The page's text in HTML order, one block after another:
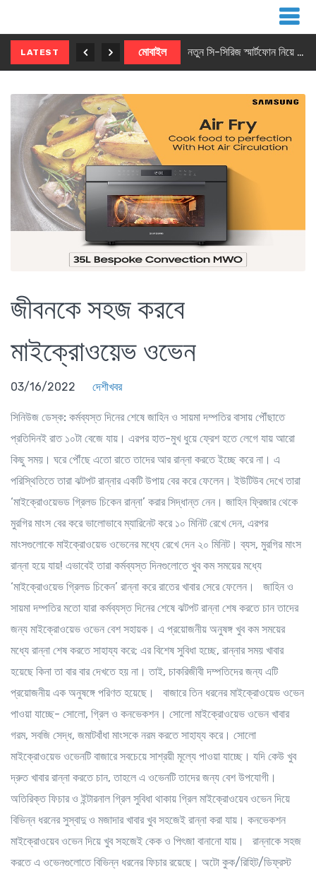
LATEST মোবাইল নতুন সি-সিরিজ স্মার্টফোন নিয়ে আসছে রিয়েলমি
জীবনকে সহজ করবে
মাইক্রোওয়েভ ওভেন
03/16/2022 দেশীখবর
সিনিউজ ডেস্ক: কর্মব্যস্ত দিনের শেষে জাহিন ও সায়মা দম্পতির বাসায় পৌঁছাতে
প্রতিদিনই রাত ১০টা বেজে যায়। এরপর হাত-মুখ ধুয়ে ফ্রেশ হতে লেগে যায় আরো
কিছু সময়। ঘরে পৌঁছে এতো রাতে তাদের আর রান্না করতে ইচ্ছে করে না। এ
পরিস্থিতিতে তারা ঝটপট রান্নার একটি উপায় বের করে ফেলেন। ইউটিউব দেখে তারা
‘মাইক্রোওয়েভড গ্রিলড চিকেন রান্না’ করার সিদ্ধান্ত নেন। জাহিন ফ্রিজার থেকে
মুরগির মাংস বের করে ভালোভাবে ম্যারিনেট করে ১০ মিনিট রেখে দেন, এরপর
মাংসগুলোকে মাইক্রোওয়েভ ওভেনের মধ্যে রেখে দেন ২০ মিনিট। ব্যস, মুরগির মাংস
রান্না হয়ে যায়! এভাবেই তারা কর্মব্যস্ত দিনগুলোতে খুব কম সময়ের মধ্যে
‘মাইক্রোওয়েভ গ্রিলড চিকেন’ রান্না করে রাতের খাবার সেরে ফেলেন। জাহিন ও
সায়মা দম্পতির মতো যারা কর্মব্যস্ত দিনের শেষে ঝটপট রান্না শেষ করতে চান তাদের
জন্য মাইক্রোওয়েভ ওভেন বেশ সহায়ক। এ প্রয়োজনীয় অনুষঙ্গ খুব কম সময়ের
মধ্যে রান্না শেষ করতে সাহায্য করে; এর বিশেষ সুবিধা হচ্ছে, রান্নার সময় খাবার
হয়েছে কিনা তা বার বার দেখতে হয় না। তাই, চাকরিজীবী দম্পতিদের জন্য এটি
প্রয়োজনীয় এক অনুষঙ্গে পরিণত হয়েছে। বাজারে তিন ধরনের মাইক্রোওয়েভ ওভেন
পাওয়া যাচ্ছে- সোলো, গ্রিল ও কনভেকশন। সোলো মাইক্রোওয়েভ ওভেন খাবার
গরম, সবজি সেদ্ধ, জমাটবাঁধা মাংসকে নরম করতে সাহায্য করে। সোলো
মাইক্রোওয়েভ ওভেনটি বাজারে সবচেয়ে সাশ্রয়ী মূল্যে পাওয়া যাচ্ছে। যদি কেউ খুব
দ্রুত খাবার রান্না করতে চান, তাহলে এ ওভেনটি তাদের জন্য বেশ উপযোগী।
অতিরিক্ত ফিচার ও ইন্টারনাল গ্রিল সুবিধা থাকায় গ্রিল মাইক্রোওয়েব ওভেন দিয়ে
বিভিন্ন ধরনের সুস্বাদু ও মজাদার খাবার খুব সহজেই রান্না করা যায়। কনভেকশন
মাইক্রোওয়েব ওভেন দিয়ে খুব সহজেই কেক ও পিৎজা বানানো যায়। রান্নাকে সহজ
করতে এ ওভেনগুলোতে বিভিন্ন ধরনের ফিচার রয়েছে। অটো কুক/রিহিট/ডিফ্রস্ট